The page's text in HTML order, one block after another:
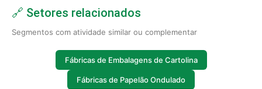
🔗 Setores relacionados
Segmentos com atividade similar ou complementar
Fábricas de Embalagens de Cartolina
Fábricas de Papelão Ondulado